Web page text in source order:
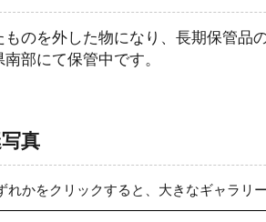
ものを外した物になり、長期保管品
部にて保管中です。
真
れかをクリックすると、大きなギャラリ